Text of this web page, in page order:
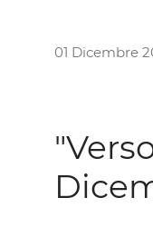
01 Dicembre